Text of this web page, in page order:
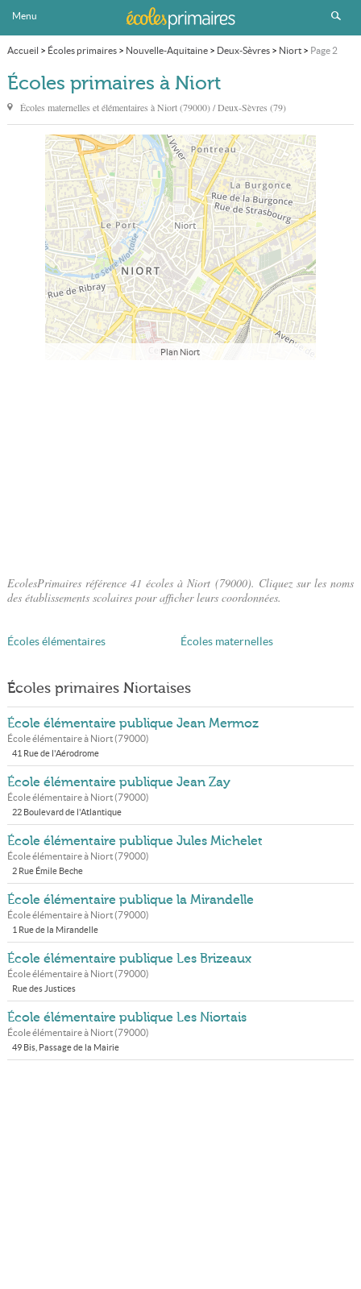
Menu
Accueil > Écoles primaires> Nouvelle-Aquitaine> Deux-Sèvres> Niort> Page 2
Écoles primaires à Niort
Écoles maternelles et élémentaires àNiort(79000) / Deux-Sèvres (79)
Plan Niort
EcolesPrimaires référence 41 écoles à Niort (79000). Cliquez sur les noms
des établissements scolaires pour afficher leurs coordonnées.
Écoles élémentaires Écoles maternelles
Écoles primaires Niortaises
École élémentaire publique Jean Mermoz
École élémentaire à Niort(79000)
41 Rue de l'Aérodrome
École élémentaire publique Jean Zay
École élémentaire à Niort(79000)
22 Boulevard de l'Atlantique
École élémentaire publique Jules Michelet
École élémentaire à Niort(79000)
2 Rue Émile Beche
École élémentaire publique la Mirandelle
École élémentaire à Niort(79000)
1 Rue de la Mirandelle
École élémentaire publique Les Brizeaux
École élémentaire à Niort(79000)
Rue des Justices
École élémentaire publique Les Niortais
École élémentaire à Niort(79000)
49 Bis, Passage de la Mairie